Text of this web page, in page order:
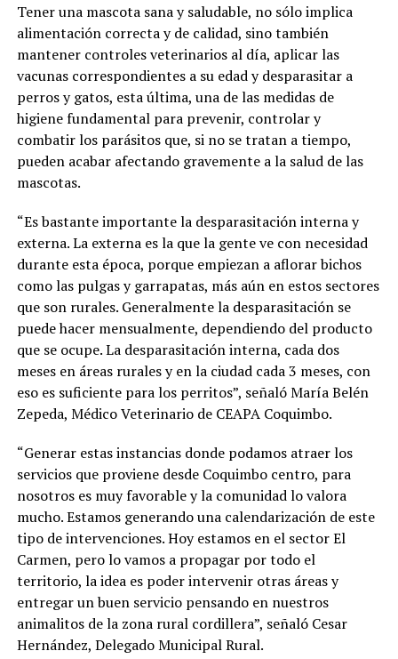
Tener una mascota sana y saludable, no sólo implica
alimentación correcta y de calidad, sino también
mantener controles veterinarios al día, aplicar las
vacunas correspondientes a su edad y desparasitar a
perros y gatos, esta última, una de las medidas de
higiene fundamental para prevenir, controlar y
combatir los parásitos que, si no se tratan a tiempo,
pueden acabar afectando gravemente a la salud de las
mascotas.
“Es bastante importante la desparasitación interna y
externa. La externa es la que la gente ve con necesidad
durante esta época, porque empiezan a aflorar bichos
como las pulgas y garrapatas, más aún en estos sectores
que son rurales. Generalmente la desparasitación se
puede hacer mensualmente, dependiendo del producto
que se ocupe. La desparasitación interna, cada dos
meses en áreas rurales y en la ciudad cada 3 meses, con
eso es suficiente para los perritos”, señaló María Belén
Zepeda, Médico Veterinario de CEAPA Coquimbo.
“Generar estas instancias donde podamos atraer los
servicios que proviene desde Coquimbo centro, para
nosotros es muy favorable y la comunidad lo valora
mucho. Estamos generando una calendarización de este
tipo de intervenciones. Hoy estamos en el sector El
Carmen, pero lo vamos a propagar por todo el
territorio, la idea es poder intervenir otras áreas y
entregar un buen servicio pensando en nuestros
animalitos de la zona rural cordillera”, señaló Cesar
Hernández, Delegado Municipal Rural.